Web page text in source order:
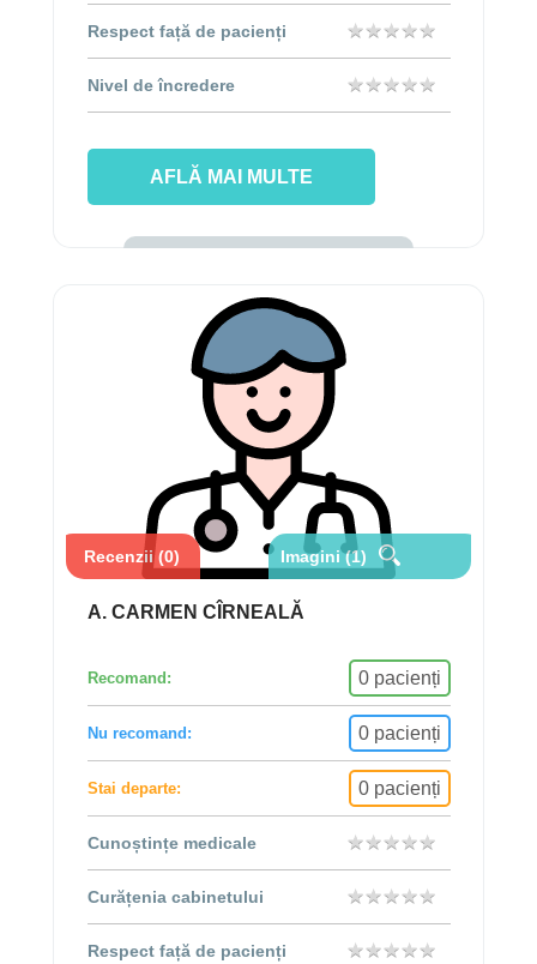
Respect față de pacienți ★★★★★
★★★★★
Nivel de încredere ★★★★★
★★★★★
AFLĂ MAI MULTE
Recenzii (0) Imagini (1)
A. CARMEN CÎRNEALĂ
Recomand: 0 pacienți
Nu recomand: 0 pacienți
Stai departe: 0 pacienți
Cunoștințe medicale ★★★★★
★★★★★
Curățenia cabinetului ★★★★★
★★★★★
Respect față de pacienți ★★★★★
★★★★★